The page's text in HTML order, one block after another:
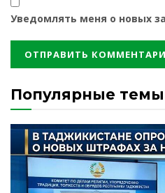
Уведомлять меня о новых
Популярные темы